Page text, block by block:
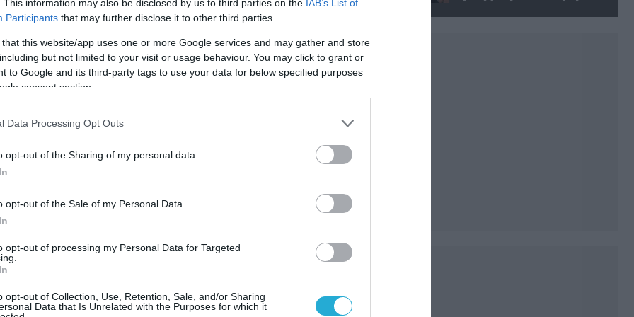
This information may also be disclosed by us to third parties on the IAB’s List of
Participants that may further disclose it to other third parties.
that this website/app uses one or more Google services and may gather and store
but not limited to your visit or usage behaviour. You may click to grant or
to Google and its third-party tags to use your data for below specified purposes
consent section.
Data Processing Opt Outs
opt-out of the Sharing of my personal data.
opt-out of the Sale of my Personal Data.
opt-out of processing my Personal Data for Targeted
opt-out of Collection, Use, Retention, Sale, and/or Sharing
Data that Is Unrelated with the Purposes for which it
το δικό τους δράμα, από κάτι που θα
να αποφευχθεί με απλό έλεγχο στα σύνορα,
πρόκειται να γίνει ποτέ, αντίθετα η
συνεχώς επιδεινούμενη
απέλαση